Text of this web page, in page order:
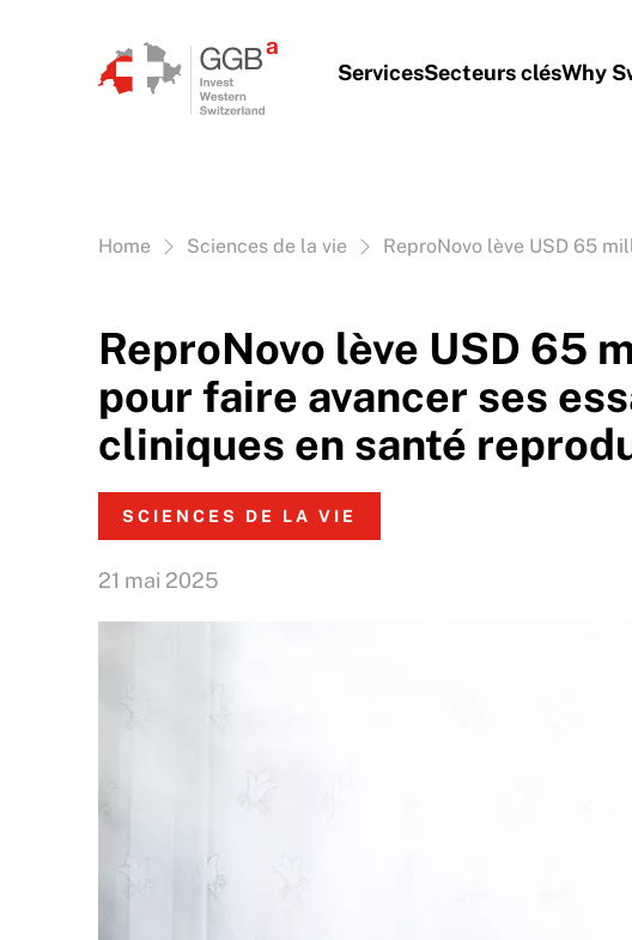
ServicesSecteurs clésWhy
Vous êtes ici:
Home Sciences de la vie ReproNovo lève USD 65
ReproNovo lève USD 65
pour faire avancer ses
cliniques en santé
SCIENCES DE LA VIE
21 mai 2025